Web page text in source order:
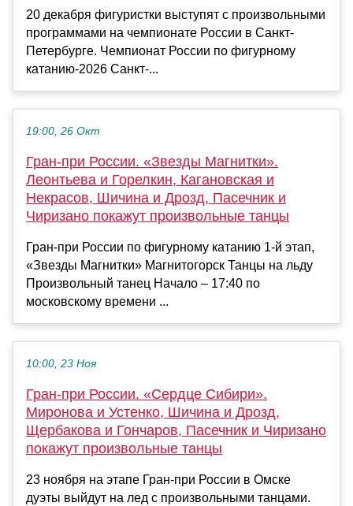
20 декабря фигуристки выступят с произвольными
программами на чемпионате России в Санкт-
Петербурге. Чемпионат России по фигурному
катанию-2026 Санкт-...
19:00, 26 Окт
Гран-при России. «Звезды Магнитки».
Леонтьева и Горелкин, Кагановская и
Некрасов, Шичина и Дрозд, Пасечник и
Чиризано покажут произвольные танцы
Гран-при России по фигурному катанию 1-й этап,
«Звезды Магнитки» Магнитогорск Танцы на льду
Произвольный танец Начало – 17:40 по
московскому времени ...
10:00, 23 Ноя
Гран-при России. «Сердце Сибири».
Миронова и Устенко, Шичина и Дрозд,
Щербакова и Гончаров, Пасечник и Чиризано
покажут произвольные танцы
23 ноября на этапе Гран-при России в Омске
дуэты выйдут на лед с произвольными танцами.